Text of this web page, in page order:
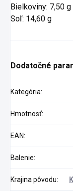
Bielkoviny: 7,50 g
Soľ: 14,60 g
Dodatočné
Kategória:
Hmotnosť:
EAN:
Balenie:
Krajina pôvodu: